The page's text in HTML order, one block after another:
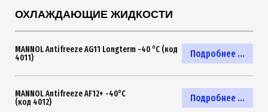
ОХЛАЖДАЮЩИЕ ЖИДКОСТИ
Подробнее ...
MANNOL Antifreeze AG11 Longterm -40 °C (код
4011)
Подробнее ...
MANNOL Antifreeze AF12+ -40°C
(код 4012)